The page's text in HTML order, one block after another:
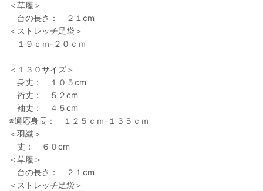
＜草履＞
台の長さ： ２１cm
＜ストレッチ足袋＞
１９ｃｍ-２０ｃｍ
＜１３０サイズ＞
身丈： １０５cm
裄丈： ５２cm
袖丈： ４５cm
※適応身長： １２５ｃｍ-１３５ｃｍ
＜羽織＞
丈： ６０cm
＜草履＞
台の長さ： ２１cm
＜ストレッチ足袋＞